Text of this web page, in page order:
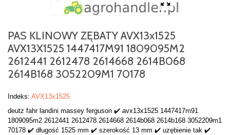
PAS KLINOWY ZĘBATY AVX13x1525
AVX13X1525 1447417M91 1809095M2
2612441 2612478 2614668 2614B068
2614B168 3052209M1 70178
Indeks: AVX13x1525
deutz fahr landini massey ferguson ✔️ avx13x1525 1447417m91
1809095m2 2612441 2612478 2614668 2614b068 2614b168 3052209m1
70178 ✔️ długość 1525 mm ✔️ szerokość 13 mm ✔️ uzębienie tak ✔️